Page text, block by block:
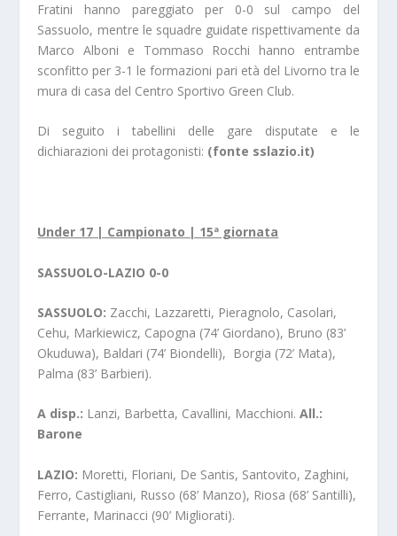
Fratini hanno pareggiato per 0-0 sul campo del
Sassuolo, mentre le squadre guidate rispettivamente da
Marco Alboni e Tommaso Rocchi hanno entrambe
sconfitto per 3-1 le formazioni pari età del Livorno tra le
mura di casa del Centro Sportivo Green Club.
Di seguito i tabellini delle gare disputate e le
dichiarazioni dei protagonisti: (fonte sslazio.it)
Under 17 | Campionato | 15ª giornata
SASSUOLO-LAZIO 0-0
SASSUOLO: Zacchi, Lazzaretti, Pieragnolo, Casolari,
Cehu, Markiewicz, Capogna (74’ Giordano), Bruno (83’
Okuduwa), Baldari (74’ Biondelli), Borgia (72’ Mata),
Palma (83’ Barbieri).
A disp.: Lanzi, Barbetta, Cavallini, Macchioni.All.:
Barone
LAZIO: Moretti, Floriani, De Santis, Santovito, Zaghini,
Ferro, Castigliani, Russo (68’ Manzo), Riosa (68’ Santilli),
Ferrante, Marinacci (90’ Migliorati).